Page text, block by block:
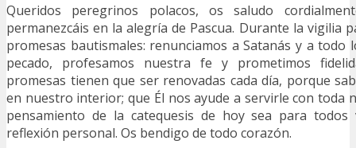
Queridos peregrinos polacos, os saludo
permanezcáis en la alegría de Pascua. Durante la vigilia
promesas bautismales: renunciamos a Satanás y a todo
pecado, profesamos nuestra fe y prometimos
promesas tienen que ser renovadas cada día, porque
en nuestro interior; que Él nos ayude a servirle con toda
pensamiento de la catequesis de hoy sea para todos
reflexión personal. Os bendigo de todo corazón.